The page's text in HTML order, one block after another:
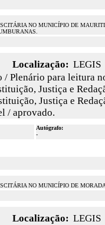
NO MUNICÍPIO DE
Localização: LEGIS
Plenário para leitura
Justiça e
Justiça e
/ aprovado.
Autógrafo:
-
NO MUNICÍPIO DE
Localização: LEGIS